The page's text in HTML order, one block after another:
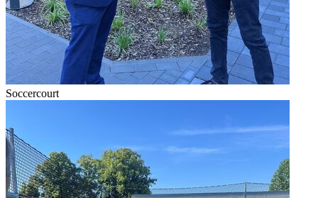
Soccercourt